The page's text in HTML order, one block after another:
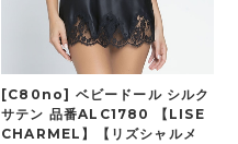
[C80no] ベビードール シルク
サテン 品番ALC1780 【LISE
CHARMEL】【リズシャルメ